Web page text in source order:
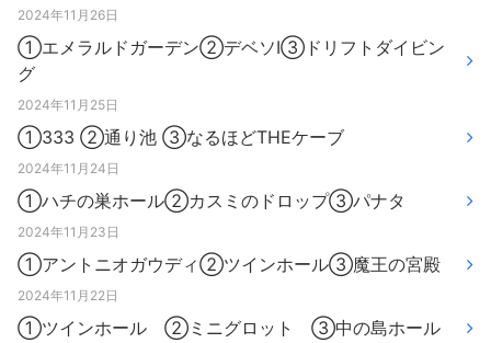
2024年11月26日
①エメラルドガーデン②デベソⅠ③ドリフトダイビン
グ
2024年11月25日
①333 ②通り池 ③なるほどTHEケーブ
2024年11月24日
①ハチの巣ホール②カスミのドロップ③パナタ
2024年11月23日
①アントニオガウディ②ツインホール③魔王の宮殿
2024年11月22日
①ツインホール ②ミニグロット ③中の島ホール